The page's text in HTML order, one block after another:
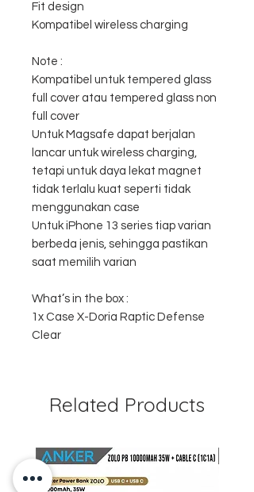
Fit design
Kompatibel wireless charging
Note :
Kompatibel untuk tempered glass
full cover atau tempered glass non
full cover
Untuk Magsafe dapat berjalan
lancar untuk wireless charging,
tetapi untuk daya lekat magnet
tidak terlalu kuat seperti tidak
menggunakan case
Untuk iPhone 13 series tiap varian
berbeda jenis, sehingga pastikan
saat memilih varian
What’s in the box :
1x Case X-Doria Raptic Defense
Clear
Related Products